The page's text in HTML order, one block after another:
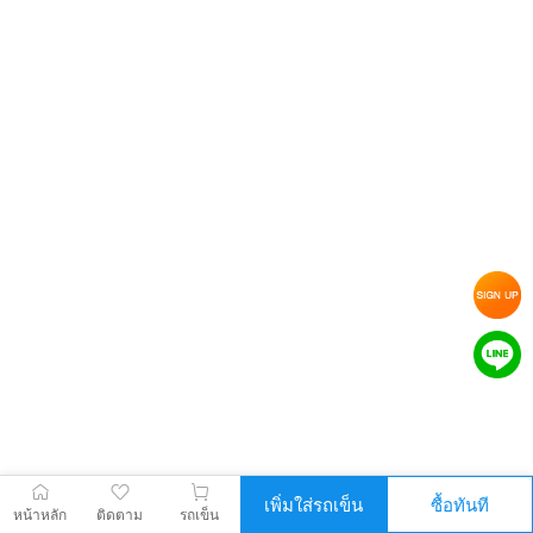
หน้าหลัก ติดตาม รถเข็น เพิ่มใส่รถเข็น ซื้อทันที